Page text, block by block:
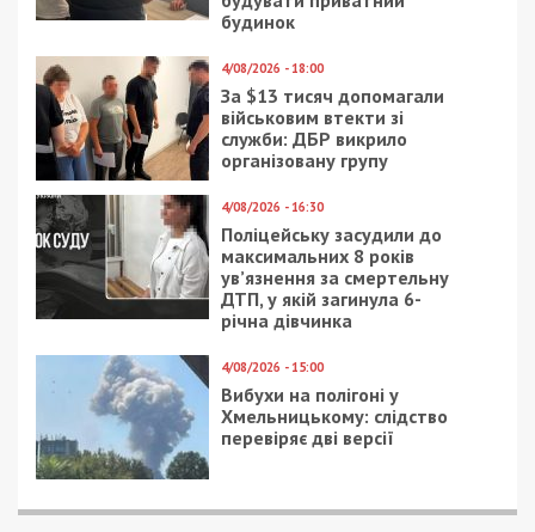
будинок
4/08/2026 - 18:00
За $13 тисяч допомагали
військовим втекти зі
служби: ДБР викрило
організовану групу
4/08/2026 - 16:30
Поліцейську засудили до
максимальних 8 років
ув’язнення за смертельну
ДТП, у якій загинула 6-
річна дівчинка
4/08/2026 - 15:00
Вибухи на полігоні у
Хмельницькому: слідство
перевіряє дві версії